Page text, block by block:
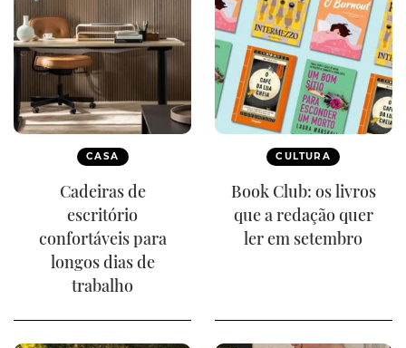
CASA
Cadeiras de
escritório
confortáveis para
longos dias de
trabalho
CULTURA
Book Club: os livros
que a redação quer
ler em setembro